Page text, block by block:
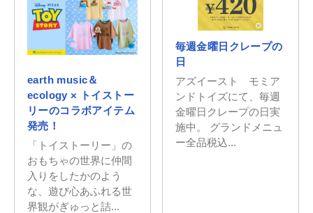
earth music＆
ecology × トイストー
リーのコラボアイテム
発売！
「トイストーリー」の
おもちゃの世界に仲間
入りをしたかのよう
な、遊び心あふれる世
界観がぎゅっと詰...
毎週金曜日クレープの
日
アズイースト モミア
ンドトイズにて、毎週
金曜日クレープの日実
施中。 グランドメニュ
ー全品税込...